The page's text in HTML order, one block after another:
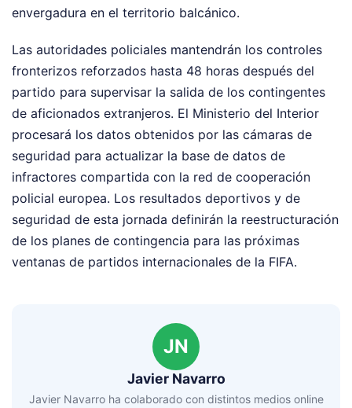
envergadura en el territorio balcánico.
Las autoridades policiales mantendrán los controles
fronterizos reforzados hasta 48 horas después del
partido para supervisar la salida de los contingentes
de aficionados extranjeros. El Ministerio del Interior
procesará los datos obtenidos por las cámaras de
seguridad para actualizar la base de datos de
infractores compartida con la red de cooperación
policial europea. Los resultados deportivos y de
seguridad de esta jornada definirán la reestructuración
de los planes de contingencia para las próximas
ventanas de partidos internacionales de la FIFA.
JN
Javier Navarro
Javier Navarro ha colaborado con distintos medios online